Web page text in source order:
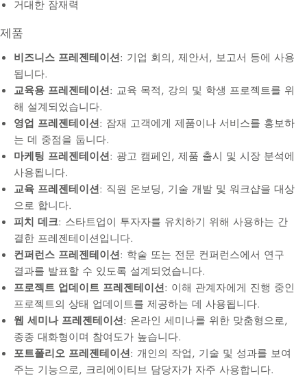
거대한 잠재력
제품
비즈니스 프레젠테이션: 기업 회의, 제안서, 보고서 등에 사용
됩니다.
교육용 프레젠테이션: 교육 목적, 강의 및 학생 프로젝트를 위
해 설계되었습니다.
영업 프레젠테이션: 잠재 고객에게 제품이나 서비스를 홍보하
는 데 중점을 둡니다.
마케팅 프레젠테이션: 광고 캠페인, 제품 출시 및 시장 분석에
사용됩니다.
교육 프레젠테이션: 직원 온보딩, 기술 개발 및 워크샵을 대상
으로 합니다.
피치 데크: 스타트업이 투자자를 유치하기 위해 사용하는 간
결한 프레젠테이션입니다.
컨퍼런스 프레젠테이션: 학술 또는 전문 컨퍼런스에서 연구
결과를 발표할 수 있도록 설계되었습니다.
프로젝트 업데이트 프레젠테이션: 이해 관계자에게 진행 중인
프로젝트의 상태 업데이트를 제공하는 데 사용됩니다.
웹 세미나 프레젠테이션: 온라인 세미나를 위한 맞춤형으로,
종종 대화형이며 참여도가 높습니다.
포트폴리오 프레젠테이션: 개인의 작업, 기술 및 성과를 보여
주는 기능으로, 크리에이티브 담당자가 자주 사용합니다.